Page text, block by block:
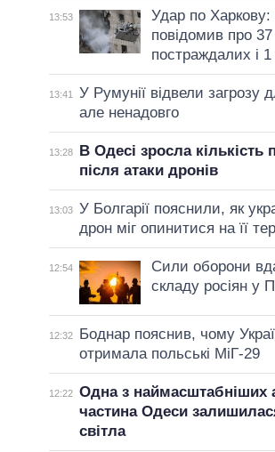
13:53
Удар по
повідомив про 37
постраждалих і 1
13:41
У Румунії відвели загрозу
але ненадовго
13:28
В Одесі зросла кількість
після атаки дронів
13:03 У Болгарії пояснили, як
дрон міг опинитися на її
12:54
Сили оборони
складу росіян у
12:32
Боднар пояснив, чому
отримала польські МіГ-29
12:22 Одна з наймасштабніших
частина Одеси
світла